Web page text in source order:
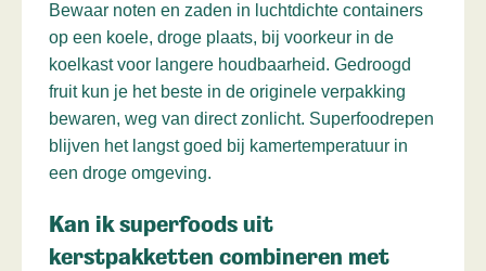
Bewaar noten en zaden in luchtdichte containers
op een koele, droge plaats, bij voorkeur in de
koelkast voor langere houdbaarheid. Gedroogd
fruit kun je het beste in de originele verpakking
bewaren, weg van direct zonlicht. Superfoodrepen
blijven het langst goed bij kamertemperatuur in
een droge omgeving.
Kan ik superfoods uit
kerstpakketten combineren met